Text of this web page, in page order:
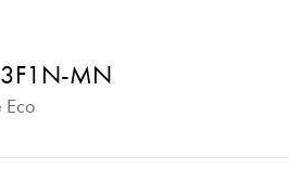
MN
Eco